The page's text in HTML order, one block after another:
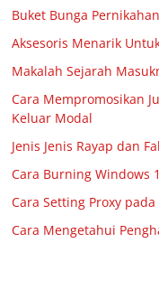
Buket Bunga
Aksesoris Menarik
Makalah Sejarah
Cara Mempromosikan
Keluar Modal
Jenis Jenis Rayap dan
Cara Burning Windows
Cara Setting Proxy
Cara Mengetahui